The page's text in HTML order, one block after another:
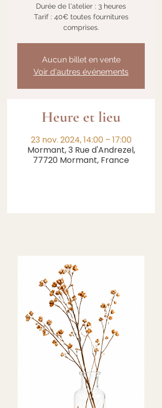
Durée de l'atelier : 3 heures
Tarif : 40€ toutes fournitures
comprises.
Aucun billet en vente
Voir d'autres événements
Heure et lieu
23 nov. 2024, 14:00 – 17:00
Mormant, 3 Rue d'Andrezel,
77720 Mormant, France